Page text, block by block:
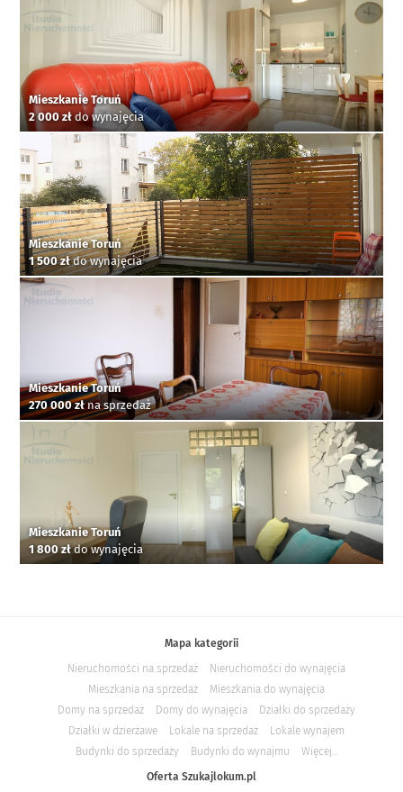
Mieszkanie Toruń
2 000 złdo wynajęcia
Mieszkanie Toruń
1 500 złdo wynajęcia
Mieszkanie Toruń
270 000 złna sprzedaż
Mieszkanie Toruń
1 800 złdo wynajęcia
Mapa kategorii
Nieruchomości na sprzedaż
Nieruchomości do wynajęcia
Mieszkania na sprzedaż
Mieszkania do wynajęcia
Domy na sprzedaż
Domy do wynajęcia
Działki do sprzedaży
Działki w dzierżawe
Lokale na sprzedaż
Lokale wynajem
Budynki do sprzedaży
Budynki do wynajmu
Więcej...
Oferta Szukajlokum.pl